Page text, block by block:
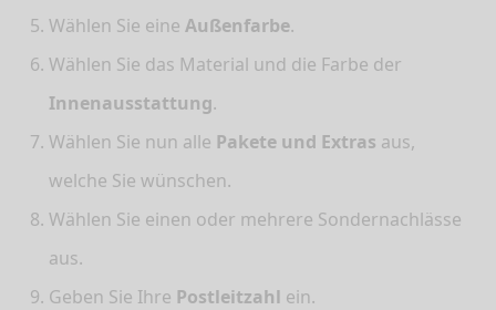
Wählen Sie eine Außenfarbe.
Wählen Sie das Material und die Farbe der
Innenausstattung.
Wählen Sie nun alle Pakete und Extras aus,
welche Sie wünschen.
Wählen Sie einen oder mehrere Sondernachlässe
aus.
Geben Sie Ihre Postleitzahl ein.